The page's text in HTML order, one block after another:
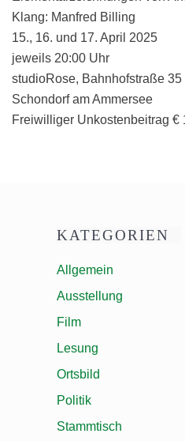
Klang: Manfred Billing
15., 16. und 17. April 2025
jeweils 20:00 Uhr
studioRose, Bahnhofstraße 35
Schondorf am Ammersee
Freiwilliger Unkostenbeitrag €
KATEGORIEN
Allgemein
Ausstellung
Film
Lesung
Ortsbild
Politik
Stammtisch